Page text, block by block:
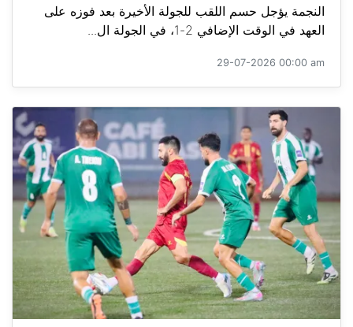
النجمة يؤجل حسم اللقب للجولة الأخيرة بعد فوزه على
العهد في الوقت الإضافي 2-1، في الجولة ال...
29-07-2026 00:00 am